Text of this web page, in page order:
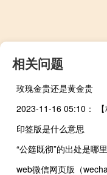
相关问题
玫瑰金贵还是黄金贵
印签版是什么意思
“公筵既彻”的出处是哪里